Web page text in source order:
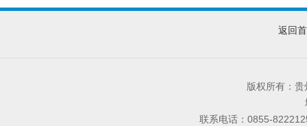
返回
版权所有：
联系电话：0855-